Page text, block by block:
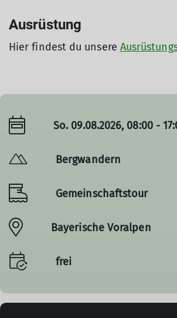
Ausrüstung
Hier findest du unsere
So. 09.08.2026, 08:00 -
Bergwandern
Gemeinschaftstour
Bayerische Voralpen
frei